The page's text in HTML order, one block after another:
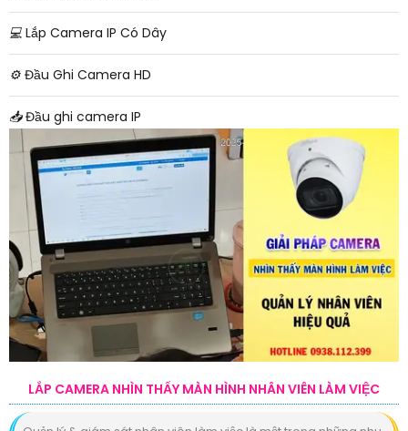
💻 Lắp Camera IP Có Dây
⚙️ Đầu Ghi Camera HD
📥Đầu ghi camera IP
LẮP CAMERA NHÌN THẤY MÀN HÌNH NHÂN VIÊN LÀM VIỆC